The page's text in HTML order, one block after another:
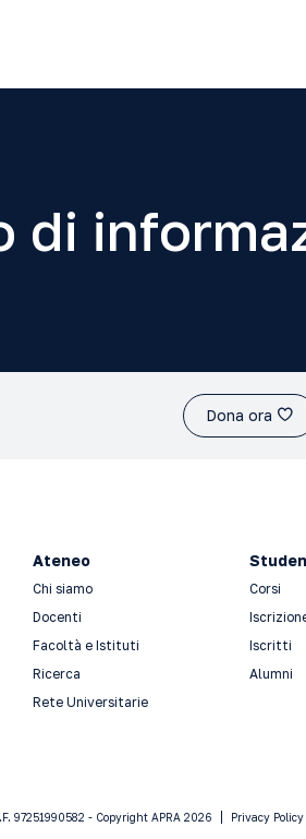
di
Dona ora
Ateneo
Chi siamo
Docenti
Facoltà e Istituti
Ricerca
Rete Universitarie
Corsi
Iscritti
Alumni
97251990582 - Copyright APRA 2026 Privacy Policy